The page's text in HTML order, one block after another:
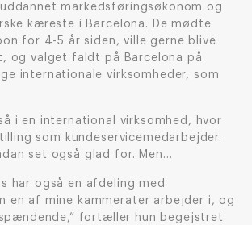
markedsføringsøkonom og
kæreste i Barcelona. De mødte
for 4-5 år siden, ville gerne blive
og valget faldt på Barcelona på
internationale virksomheder, som
i en international virksomhed, hvor
som kundeservicemedarbejder.
set også glad for. Men…
har også en afdeling med
en af mine kammerater arbejder i, og
fortæller hun begejstret